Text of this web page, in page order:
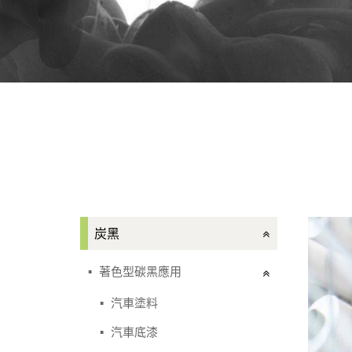
炭黑
著色型碳黑應用
汽車塗料
汽車底漆